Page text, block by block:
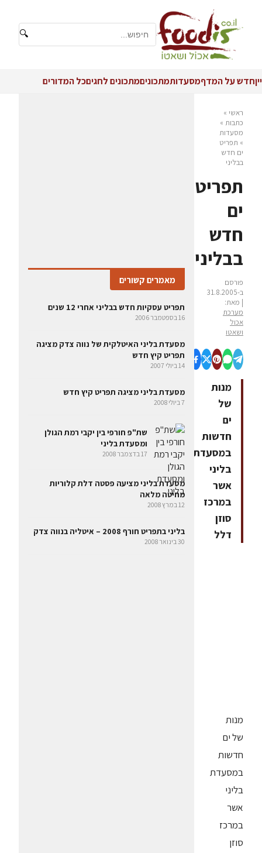
🔍
ייןחדש על המדףמסעדותמתכוניםמתכונים לחגיםכל המדורים
ראשי »
כתבות »
מסעדות
» תפריט
ים חדש
בבליני
תפריט
ים
חדש
בבליני
פורסם
ב-31.8.2005
| מאת:
מערכת
אכול
ושאטו
מנות
של
ים
חדשות
במסעדת
בליני
אשר
במרכז
סוזן
דלל
מנות
של ים
חדשות
במסעדת
בליני
אשר
במרכז
סוזן
מאמרים קשורים
תפריט עסקיות חדש בבליני אחרי 12 שנים
16 בספטמבר 2006
מסעדת בליני האיטלקית של נווה צדק מציגה
תפריט קיץ חדש
14 ביולי 2007
מסעדת בליני מציגה תפריט קיץ חדש
7 ביולי 2008
שת"פ חורפי בין יקבי רמת הגולן
ומסעדת בליני
17 בדצמבר 2008
מסעדת בליני מציעה פסטה דלת קלוריות
מחיטה מלאה
12 במרץ 2008
בליני בתפריט חורף 2008 – איטליה בנווה צדק
30 בינואר 2008